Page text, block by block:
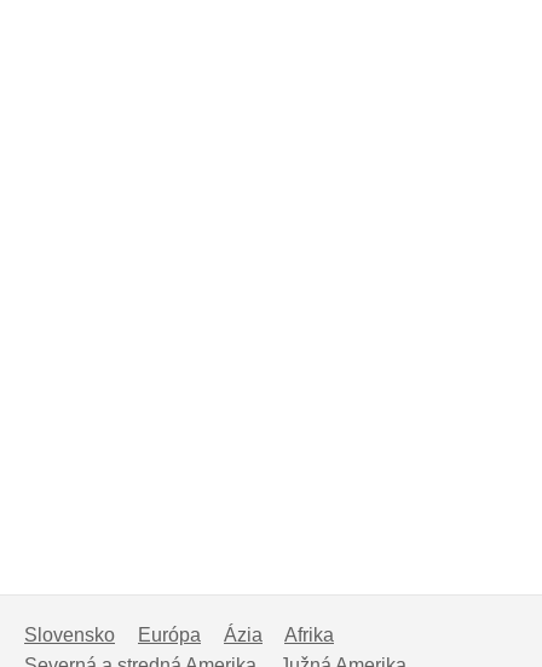
Slovensko Európa Ázia
Afrika